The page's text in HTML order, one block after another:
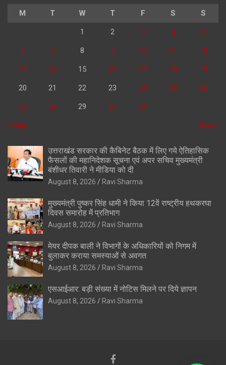
M T W T F S S
1 2 3 4 5
6 7 8 9 10 11 12
13 14 15 16 17 18 19
20 21 22 23 24 25 26
27 28 29 30 31
« Sep Nov »
उत्तराखंड सरकार की कैबिनेट बैठक में लिए गये ऐतिहासिक
फैसलों की महानिदेशक सूचना एवं अपर सचिव मुख्यमंत्री
बंशीधर तिवारी ने मीडिया को दी
August 8, 2026 Ravi Sharma
मुख्यमंत्री पुष्कर सिंह धामी ने किया 12वें राष्ट्रीय हथकरघा
दिवस समारोह में प्रतिभाग
August 8, 2026 Ravi Sharma
मेयर दीपक बाली ने विभागों के अधिकारियों को निगम में
बुलाकर कराया समस्याओं से अवगत
August 8, 2026 Ravi Sharma
एसआईआर: बड़ी संख्या में नोटिस मिलने पर दिये ज्ञापन
August 8, 2026 Ravi Sharma